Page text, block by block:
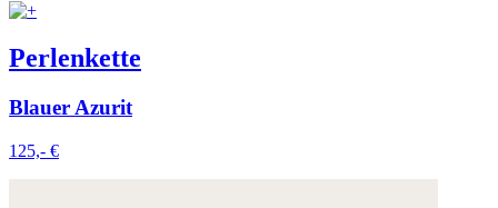
Perlenkette
Blauer Azurit
125,- €